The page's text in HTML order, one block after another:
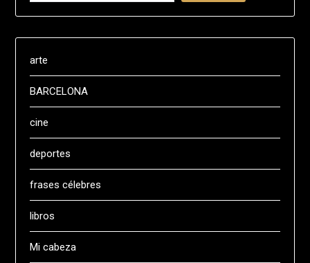
arte
BARCELONA
cine
deportes
frases célebres
libros
Mi cabeza